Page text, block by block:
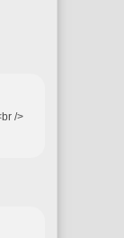
/>